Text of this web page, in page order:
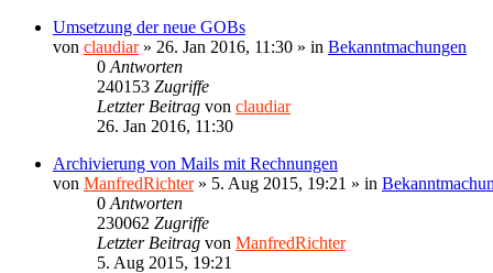
Umsetzung der neue GOBs
von claudiar» 26. Jan 2016, 11:30 » in Bekanntmachungen
0 Antworten
240153 Zugriffe
Letzter Beitrag von claudiar
26. Jan 2016, 11:30
Archivierung von Mails mit Rechnungen
von ManfredRichter» 5. Aug 2015, 19:21 » in
0 Antworten
230062 Zugriffe
Letzter Beitrag von ManfredRichter
5. Aug 2015, 19:21